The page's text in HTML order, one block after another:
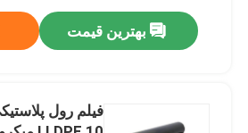
بهترین قیمت
فیلم رول